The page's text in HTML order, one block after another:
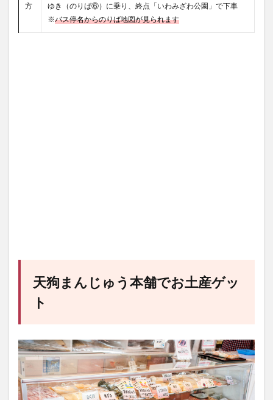
方
ゆき（のりば⑥）に乗り、終点「いわみざわ公園」で下車
※バス停名からのりば地図が見られます
天狗まんじゅう本舗でお土産ゲッ
ト